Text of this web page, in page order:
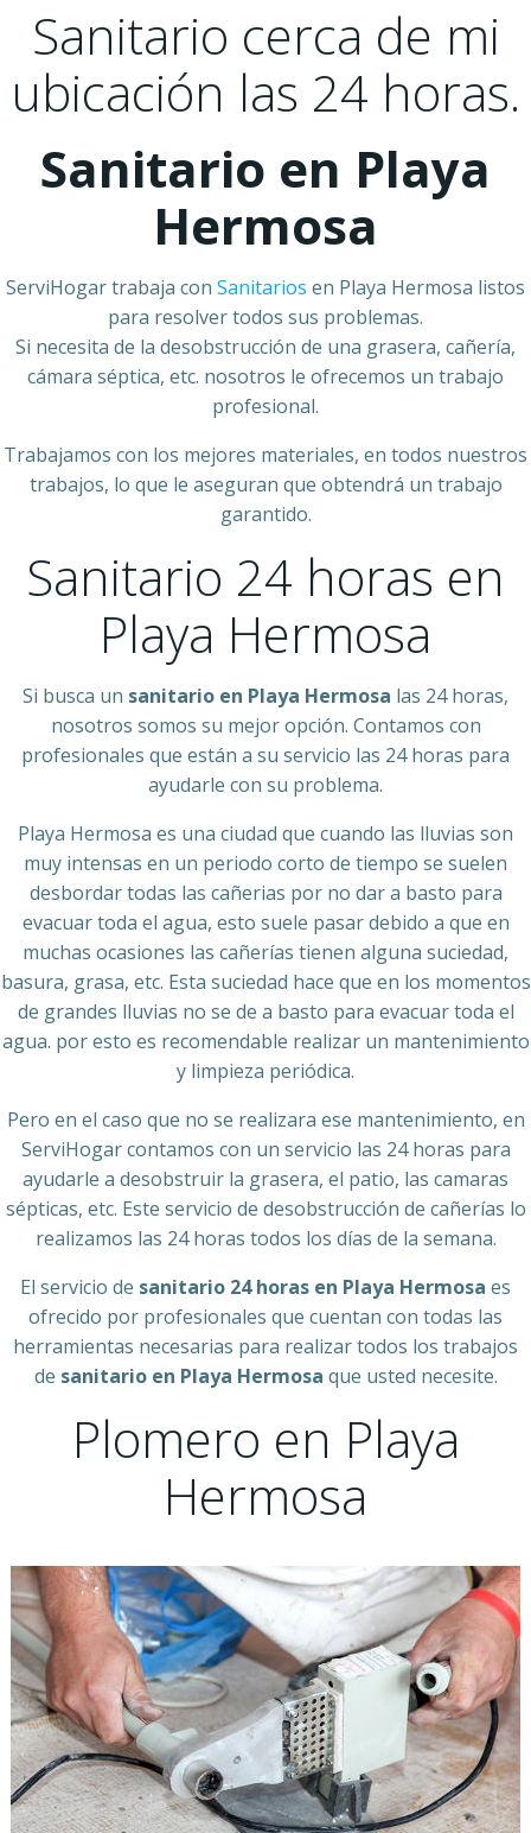
Sanitario cerca de mi
ubicación las 24 horas.
Sanitario en Playa
Hermosa
ServiHogar trabaja con Sanitarios en Playa Hermosa listos
para resolver todos sus problemas.
Si necesita de la desobstrucción de una grasera, cañería,
cámara séptica, etc. nosotros le ofrecemos un trabajo
profesional.
Trabajamos con los mejores materiales, en todos nuestros
trabajos, lo que le aseguran que obtendrá un trabajo
garantido.
Sanitario 24 horas en
Playa Hermosa
Si busca un sanitario en Playa Hermosa las 24 horas,
nosotros somos su mejor opción. Contamos con
profesionales que están a su servicio las 24 horas para
ayudarle con su problema.
Playa Hermosa es una ciudad que cuando las lluvias son
muy intensas en un periodo corto de tiempo se suelen
desbordar todas las cañerias por no dar a basto para
evacuar toda el agua, esto suele pasar debido a que en
muchas ocasiones las cañerías tienen alguna suciedad,
basura, grasa, etc. Esta suciedad hace que en los momentos
de grandes lluvias no se de a basto para evacuar toda el
agua. por esto es recomendable realizar un mantenimiento
y limpieza periódica.
Pero en el caso que no se realizara ese mantenimiento, en
ServiHogar contamos con un servicio las 24 horas para
ayudarle a desobstruir la grasera, el patio, las camaras
sépticas, etc. Este servicio de desobstrucción de cañerías lo
realizamos las 24 horas todos los días de la semana.
El servicio de sanitario 24 horas en Playa Hermosa es
ofrecido por profesionales que cuentan con todas las
herramientas necesarias para realizar todos los trabajos
de sanitario en Playa Hermosa que usted necesite.
Plomero en Playa
Hermosa